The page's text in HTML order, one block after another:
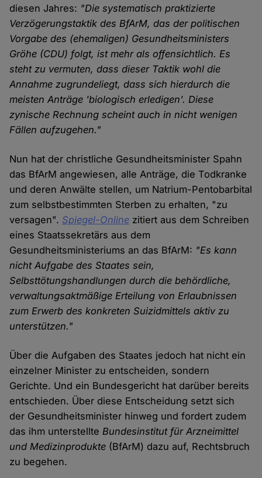
diesen Jahres: "Die systematisch praktizierte
Verzögerungstaktik des BfArM, das der politischen
Vorgabe des (ehemaligen) Gesundheitsministers
Gröhe (CDU) folgt, ist mehr als offensichtlich. Es
steht zu vermuten, dass dieser Taktik wohl die
Annahme zugrundeliegt, dass sich hierdurch die
meisten Anträge 'biologisch erledigen'. Diese
zynische Rechnung scheint auch in nicht wenigen
Fällen aufzugehen."
Nun hat der christliche Gesundheitsminister Spahn
das BfArM angewiesen, alle Anträge, die Todkranke
und deren Anwälte stellen, um Natrium-Pentobarbital
zum selbstbestimmten Sterben zu erhalten, "zu
versagen". Spiegel-Online zitiert aus dem Schreiben
eines Staatssekretärs aus dem
Gesundheitsministeriums an das BfArM: "Es kann
nicht Aufgabe des Staates sein,
Selbsttötungshandlungen durch die behördliche,
verwaltungsaktmäßige Erteilung von Erlaubnissen
zum Erwerb des konkreten Suizidmittels aktiv zu
unterstützen."
Über die Aufgaben des Staates jedoch hat nicht ein
einzelner Minister zu entscheiden, sondern
Gerichte. Und ein Bundesgericht hat darüber bereits
entschieden. Über diese Entscheidung setzt sich
der Gesundheitsminister hinweg und fordert zudem
das ihm unterstellteBundesinstitut für Arzneimittel
und Medizinprodukte (BfArM) dazu auf, Rechtsbruch
zu begehen.